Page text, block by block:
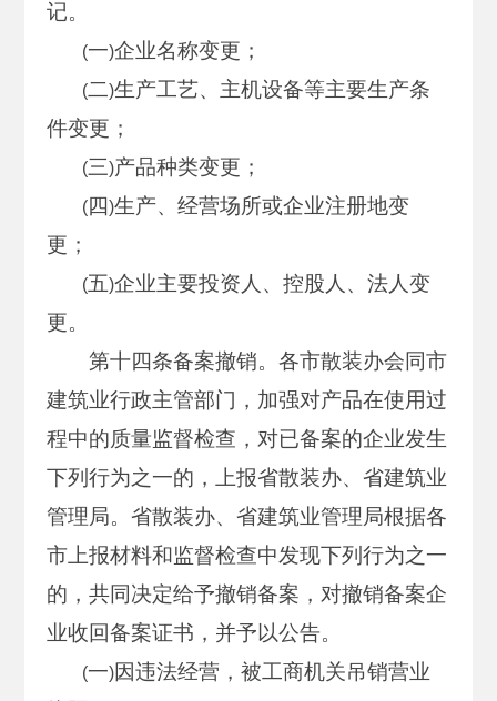
记。
(一)企业名称变更；
(二)生产工艺、主机设备等主要生产条
件变更；
(三)产品种类变更；
(四)生产、经营场所或企业注册地变
更；
(五)企业主要投资人、控股人、法人变
更。
第十四条备案撤销。各市散装办会同市
建筑业行政主管部门，加强对产品在使用过
程中的质量监督检查，对已备案的企业发生
下列行为之一的，上报省散装办、省建筑业
管理局。省散装办、省建筑业管理局根据各
市上报材料和监督检查中发现下列行为之一
的，共同决定给予撤销备案，对撤销备案企
业收回备案证书，并予以公告。
(一)因违法经营，被工商机关吊销营业